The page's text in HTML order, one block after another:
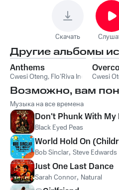
Скачать
Другие альбомы
Anthems
Cwesi Oteng, Flo’Riva Inc Cwesi
Возможно, вам
Музыка на все времена
Don't Phunk With My
Black Eyed Peas
World Hold On
Bob Sinclar, Steve Edwards
Just One Last Dance
Sarah Connor, Natural